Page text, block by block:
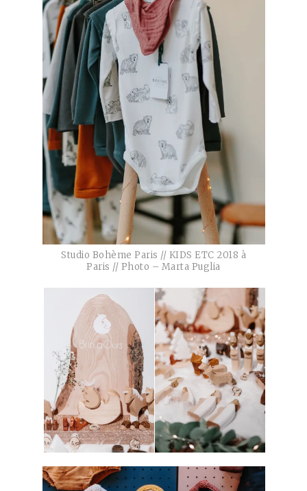
Studio Bohème Paris // KIDS ETC 2018 à
Paris // Photo – Marta Puglia